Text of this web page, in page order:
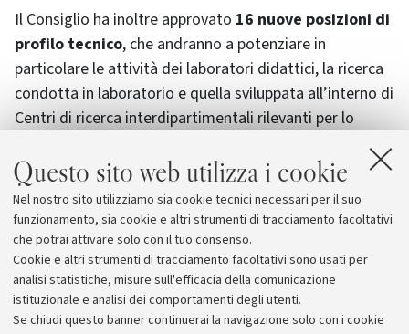
Questo sito web utilizza i cookie
Nel nostro sito utilizziamo sia cookie tecnici necessari per il suo
funzionamento, sia cookie e altri strumenti di tracciamento facoltativi
che potrai attivare solo con il tuo consenso.
Cookie e altri strumenti di tracciamento facoltativi sono usati per
analisi statistiche, misure sull'efficacia della comunicazione
istituzionale e analisi dei comportamenti degli utenti.
Se chiudi questo banner continuerai la navigazione solo con i cookie
Il Consiglio ha inoltre approvato 16 nuove posizioni di
profilo tecnico, che andranno a potenziare in
particolare le attività dei laboratori didattici, la ricerca
condotta in laboratorio e quella sviluppata all’interno di
Centri di ricerca interdipartimentali rilevanti per lo
sviluppo strategico dell’Ateneo. Anche queste posizioni
si aggiungono alla programmazione del personale
tecnico-amministrativo deliberata lo scorso febbraio
che prevede, nel 2021, unnumero di nuovi ingressi
pari al doppio dei pensionamenti del 2020.